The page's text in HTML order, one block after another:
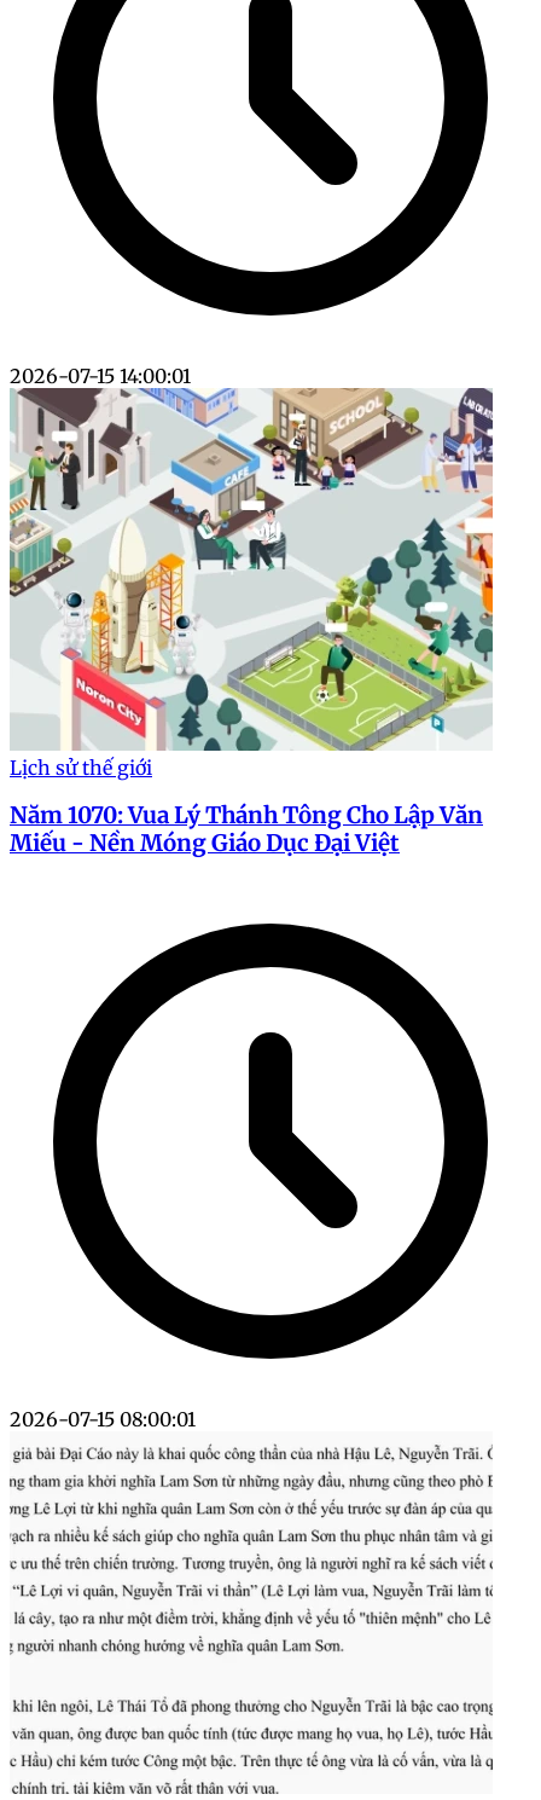
2026-07-15 14:00:01
Lịch sử thế giới
Năm 1070: Vua Lý Thánh Tông Cho Lập Văn
Miếu - Nền Móng Giáo Dục Đại Việt
2026-07-15 08:00:01